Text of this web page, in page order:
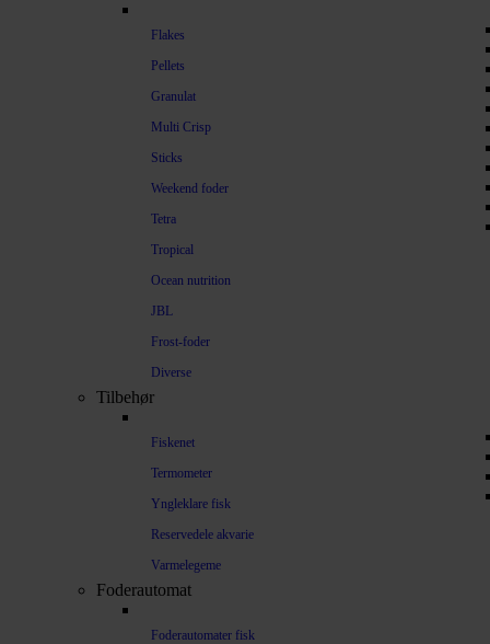
Flakes
Pellets
Granulat
Multi Crisp
Sticks
Weekend foder
Tetra
Tropical
Ocean nutrition
JBL
Frost-foder
Diverse
Tilbehør
Fiskenet
Termometer
Yngleklare fisk
Reservedele akvarie
Varmelegeme
Foderautomat
Foderautomater fisk